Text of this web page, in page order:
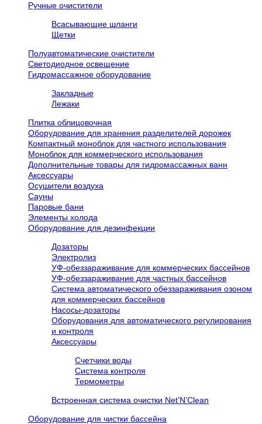
Ручные очистители
Всасывающие шланги
Щетки
Полуавтоматические очистители
Светодиодное освещение
Гидромассажное оборудование
Закладные
Лежаки
Плитка облицовочная
Оборудование для хранения разделителей дорожек
Компактный моноблок для частного использования
Моноблок для коммерческого использования
Дополнительные товары для гидромассажных ванн
Аксессуары
Осушители воздуха
Сауны
Паровые бани
Элементы холода
Оборудование для дезинфекции
Дозаторы
Электролиз
УФ-обеззараживание для коммерческих бассейнов
УФ-обеззараживание для частных бассейнов
Система автоматического обеззараживания озоном
для коммерческих бассейнов
Насосы-дозаторы
Оборудования для автоматического регулирования
и контроля
Аксессуары
Счетчики воды
Система контроля
Термометры
Встроенная система очистки Net’N’Clean
Оборудование для чистки бассейна